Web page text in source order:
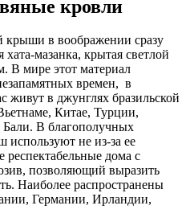
кровли
в воображении сразу
мазанка, крытая светлой
В мире этот материал
времен, в
живут в джунглях бразильской
Китае, Турции,
В благополучных
используют не из-за ее
дома с
позволяющий выразить
Наиболее распространены
Германии, Ирландии,